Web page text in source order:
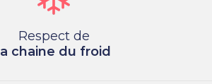
Respect de
la chaine du froid